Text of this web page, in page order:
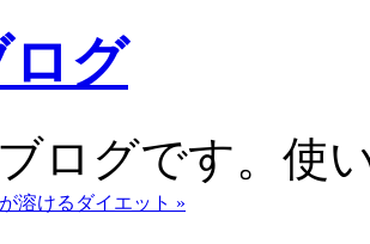
ログ
ブログです。使
溶けるダイエット »